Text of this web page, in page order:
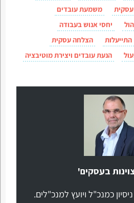
משמעת עובדים
יחסי אנוש בעבודה
התייעלות
הצלחה עסקית
הנעת עובדים ויצירת מוטיבציה
בעסקים'
30 שנות ניסיון כמנכ"ל ויועץ למנכ"לים.